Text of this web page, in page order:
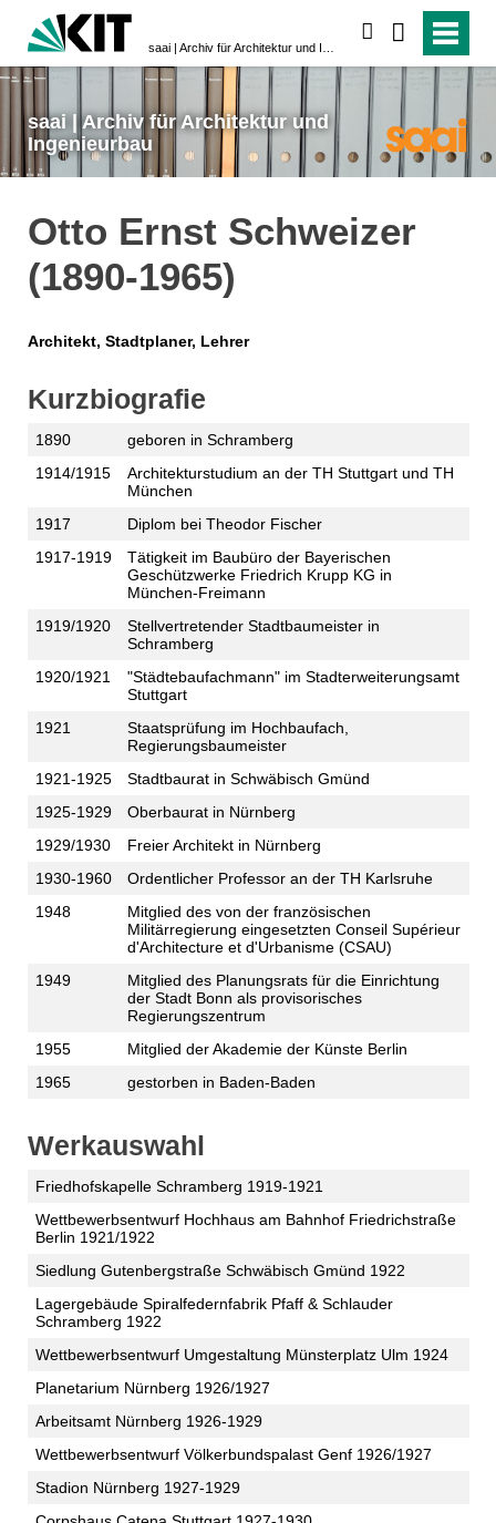
saai | Archiv für Architektur und
Ingenieurbau
Otto Ernst Schweizer
(1890-1965)
Architekt, Stadtplaner, Lehrer
Kurzbiografie
1890
geboren in Schramberg
1914/1915
Architekturstudium an der TH Stuttgart und TH
München
1917
Diplom bei Theodor Fischer
1917-1919
Tätigkeit im Baubüro der Bayerischen
Geschützwerke Friedrich Krupp KG in
München-Freimann
1919/1920
Stellvertretender Stadtbaumeister in
Schramberg
1920/1921
"Städtebaufachmann" im Stadterweiterungsamt
Stuttgart
1921
Staatsprüfung im Hochbaufach,
Regierungsbaumeister
1921-1925
Stadtbaurat in Schwäbisch Gmünd
1925-1929
Oberbaurat in Nürnberg
1929/1930
Freier Architekt in Nürnberg
1930-1960
Ordentlicher Professor an der TH Karlsruhe
1948
Mitglied des von der französischen
Militärregierung eingesetzten Conseil Supérieur
d'Architecture et d'Urbanisme (CSAU)
1949
Mitglied des Planungsrats für die Einrichtung
der Stadt Bonn als provisorisches
Regierungszentrum
1955
Mitglied der Akademie der Künste Berlin
1965
gestorben in Baden-Baden
Werkauswahl
Friedhofskapelle Schramberg 1919-1921
Wettbewerbsentwurf Hochhaus am Bahnhof Friedrichstraße
Berlin 1921/1922
Siedlung Gutenbergstraße Schwäbisch Gmünd 1922
Lagergebäude Spiralfedernfabrik Pfaff & Schlauder
Schramberg 1922
Wettbewerbsentwurf Umgestaltung Münsterplatz Ulm 1924
Planetarium Nürnberg 1926/1927
Arbeitsamt Nürnberg 1926-1929
Wettbewerbsentwurf Völkerbundspalast Genf 1926/1927
Stadion Nürnberg 1927-1929